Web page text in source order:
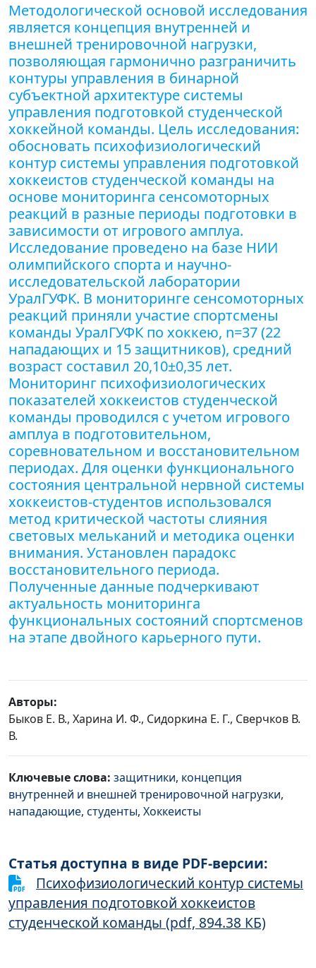
Методологической основой исследования
является концепция внутренней и
внешней тренировочной нагрузки,
позволяющая гармонично разграничить
контуры управления в бинарной
субъектной архитектуре системы
управления подготовкой студенческой
хоккейной команды. Цель исследования:
обосновать психофизиологический
контур системы управления подготовкой
хоккеистов студенческой команды на
основе мониторинга сенсомоторных
реакций в разные периоды подготовки в
зависимости от игрового амплуа.
Исследование проведено на базе НИИ
олимпийского спорта и научно-
исследовательской лаборатории
УралГУФК. В мониторинге сенсомоторных
реакций приняли участие спортсмены
команды УралГУФК по хоккею, n=37 (22
нападающих и 15 защитников), средний
возраст составил 20,10±0,35 лет.
Мониторинг психофизиологических
показателей хоккеистов студенческой
команды проводился с учетом игрового
амплуа в подготовительном,
соревновательном и восстановительном
периодах. Для оценки функционального
состояния центральной нервной системы
хоккеистов-студентов использовался
метод критической частоты слияния
световых мельканий и методика оценки
внимания. Установлен парадокс
восстановительного периода.
Полученные данные подчеркивают
актуальность мониторинга
функциональных состояний спортсменов
на этапе двойного карьерного пути.
Авторы:
Быков Е. В., Харина И. Ф., Сидоркина Е. Г., Сверчков В.
В.
Ключевые слова: защитники, концепция
внутренней и внешней тренировочной нагрузки,
нападающие, студенты, Хоккеисты
Статья доступна в виде PDF-версии:
Психофизиологический контур системы
управления подготовкой хоккеистов
студенческой команды (pdf, 894.38 КБ)